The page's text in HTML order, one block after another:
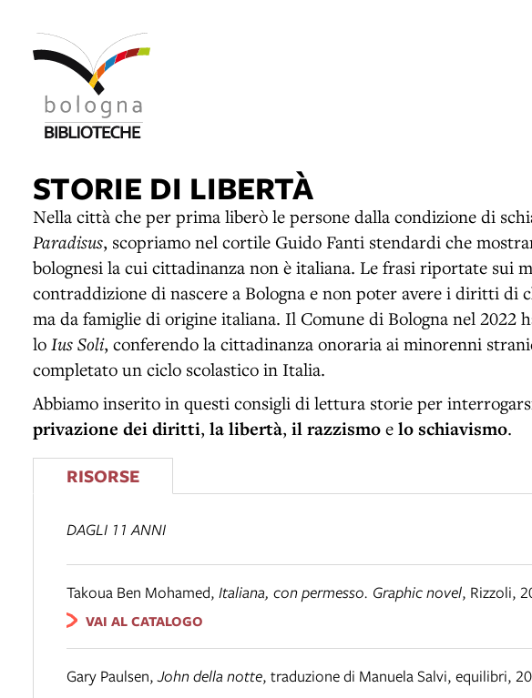
STORIE DI LIBERTÀ
Nella città che per prima liberò le persone dalla condizione di
Paradisus, scopriamo nel cortile Guido Fanti stendardi che
bolognesi la cui cittadinanza non è italiana. Le frasi riportate sui
contraddizione di nascere a Bologna e non poter avere i diritti di
ma da famiglie di origine italiana. Il Comune di Bologna nel 2022
lo Ius Soli, conferendo la cittadinanza onoraria ai minorenni
completato un ciclo scolastico in Italia.
Abbiamo inserito in questi consigli di lettura storie per
privazione dei diritti, la libertà, il razzismo e lo schiavismo.
RISORSE
DAGLI 11 ANNI
Takoua Ben Mohamed, Italiana, con permesso. Graphic novel, Rizzoli,
VAI AL CATALOGO
Gary Paulsen,John della notte, traduzione di Manuela Salvi, equilibri,